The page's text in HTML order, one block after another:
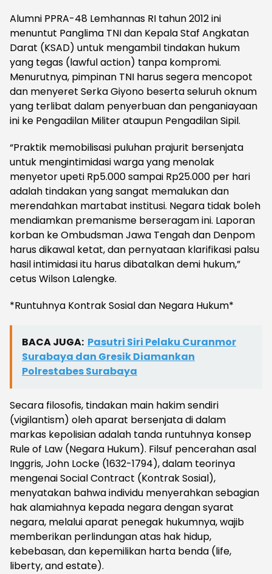
Alumni PPRA-48 Lemhannas RI tahun 2012 ini
menuntut Panglima TNI dan Kepala Staf Angkatan
Darat (KSAD) untuk mengambil tindakan hukum
yang tegas (lawful action) tanpa kompromi.
Menurutnya, pimpinan TNI harus segera mencopot
dan menyeret Serka Giyono beserta seluruh oknum
yang terlibat dalam penyerbuan dan penganiayaan
ini ke Pengadilan Militer ataupun Pengadilan Sipil.
“Praktik memobilisasi puluhan prajurit bersenjata
untuk mengintimidasi warga yang menolak
menyetor upeti Rp5.000 sampai Rp25.000 per hari
adalah tindakan yang sangat memalukan dan
merendahkan martabat institusi. Negara tidak boleh
mendiamkan premanisme berseragam ini. Laporan
korban ke Ombudsman Jawa Tengah dan Denpom
harus dikawal ketat, dan pernyataan klarifikasi palsu
hasil intimidasi itu harus dibatalkan demi hukum,”
cetus Wilson Lalengke.
*Runtuhnya Kontrak Sosial dan Negara Hukum*
BACA JUGA: Pasutri Siri Pelaku Curanmor
Surabaya dan Gresik Diamankan
Polrestabes Surabaya
Secara filosofis, tindakan main hakim sendiri
(vigilantism) oleh aparat bersenjata di dalam
markas kepolisian adalah tanda runtuhnya konsep
Rule of Law (Negara Hukum). Filsuf pencerahan asal
Inggris, John Locke (1632-1794), dalam teorinya
mengenai Social Contract (Kontrak Sosial),
menyatakan bahwa individu menyerahkan sebagian
hak alamiahnya kepada negara dengan syarat
negara, melalui aparat penegak hukumnya, wajib
memberikan perlindungan atas hak hidup,
kebebasan, dan kepemilikan harta benda (life,
liberty, and estate).